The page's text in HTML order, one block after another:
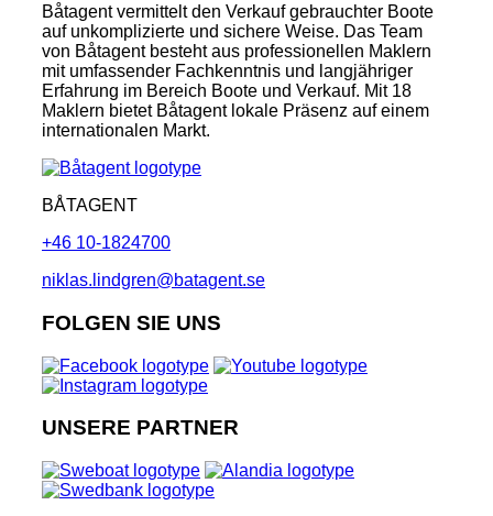
Båtagent vermittelt den Verkauf gebrauchter Boote
auf unkomplizierte und sichere Weise. Das Team
von Båtagent besteht aus professionellen Maklern
mit umfassender Fachkenntnis und langjähriger
Erfahrung im Bereich Boote und Verkauf. Mit 18
Maklern bietet Båtagent lokale Präsenz auf einem
internationalen Markt.
BÅTAGENT
+46 10-1824700
niklas.lindgren@batagent.se
FOLGEN SIE UNS
UNSERE PARTNER